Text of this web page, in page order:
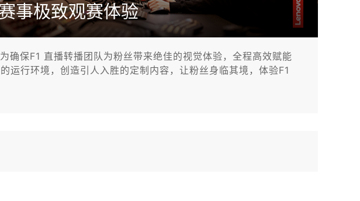
事极致观赛体验
保F1 直播转播团队为粉丝带来绝佳的视觉体验，全程高效赋能
运行环境，创造引人入胜的定制内容，让粉丝身临其境，体验F1